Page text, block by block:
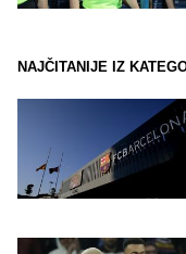
NAJČITANIJE IZ